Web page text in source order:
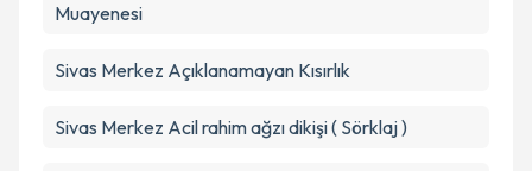
Muayenesi
Sivas Merkez Açıklanamayan Kısırlık
Sivas Merkez Acil rahim ağzı dikişi ( Sörklaj )